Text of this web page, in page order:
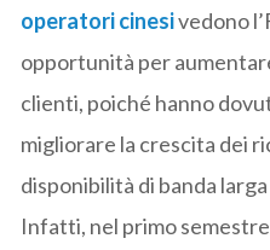
operatori cinesivedono
opportunità per
clienti, poiché hanno
migliorare la crescita dei
disponibilità di banda
Infatti, nel primo